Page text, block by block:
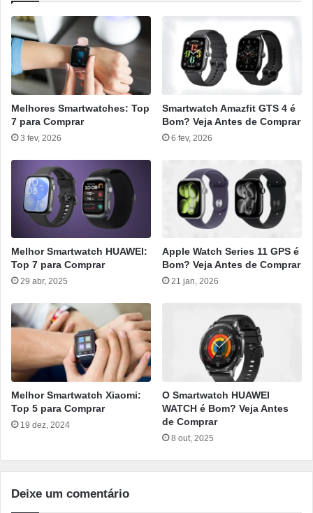
Melhores Smartwatches: Top
7 para Comprar
3 fev, 2026
Smartwatch Amazfit GTS 4 é
Bom? Veja Antes de Comprar
6 fev, 2026
Melhor Smartwatch HUAWEI:
Top 7 para Comprar
29 abr, 2025
Apple Watch Series 11 GPS é
Bom? Veja Antes de Comprar
21 jan, 2026
Melhor Smartwatch Xiaomi:
Top 5 para Comprar
19 dez, 2024
O Smartwatch HUAWEI
WATCH é Bom? Veja Antes
de Comprar
8 out, 2025
Deixe um comentário